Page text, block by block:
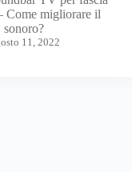
Come migliorare il
sonoro?
11, 2022